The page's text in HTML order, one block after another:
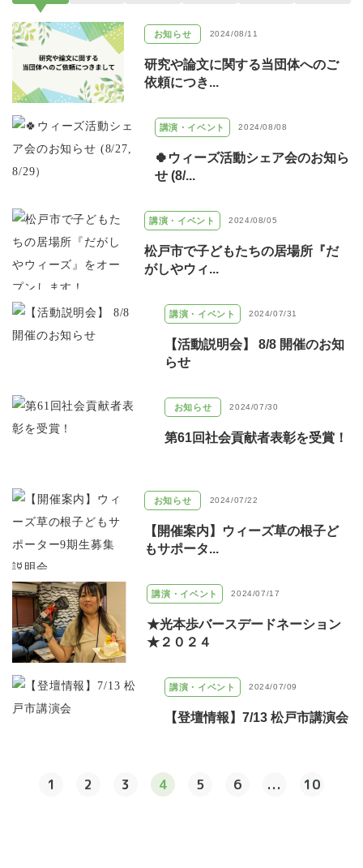
お知らせ 2024/08/11
研究や論文に関する当団体へのご
依頼につき...
講演・イベント 2024/08/08
🍀ウィーズ活動シェア会のお知ら
せ (8/...
講演・イベント 2024/08/05
松戸市で子どもたちの居場所『だ
がしやウィ...
講演・イベント 2024/07/31
【活動説明会】 8/8 開催のお知
らせ
お知らせ 2024/07/30
第61回社会貢献者表彰を受賞！
お知らせ 2024/07/22
【開催案内】ウィーズ草の根子ど
もサポータ...
講演・イベント 2024/07/17
★光本歩バースデードネーション
★２０２４
講演・イベント 2024/07/09
【登壇情報】7/13 松戸市講演会
1 2 3 4 5 6 ... 10